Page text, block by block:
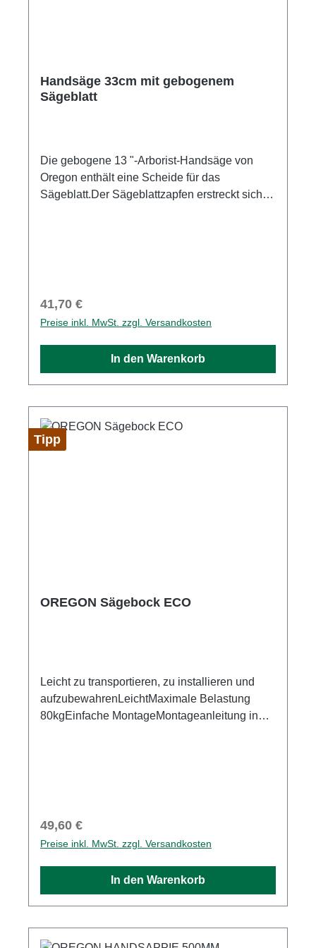
Handsäge 33cm mit gebogenem
Sägeblatt
Die gebogene 13 "-Arborist-Handsäge von
Oregon enthält eine Scheide für das
Sägeblatt.Der Sägeblattzapfen erstreckt sich
geschnitten. Austauschbare KlingeVerchromt
zum Schutz vor RostJapanischer
Premiumstahl mit hohem
KohlenstoffgehaltKegel geschliffenes Messer,
mit 6,5 Zähnen pro Zoll ( 7,5 Zähne /30mm
)inkl. Holster zur sicheren Lagerung der Säge
Regulärer Preis:
41,70 €
Preise inkl. MwSt. zzgl. Versandkosten
In den Warenkorb
Tipp
OREGON Sägebock ECO
Leicht zu transportieren, zu installieren und
aufzubewahrenLeichtMaximale Belastung
80kgEinfache MontageMontageanleitung in
Regulärer Preis:
49,60 €
Preise inkl. MwSt. zzgl. Versandkosten
In den Warenkorb